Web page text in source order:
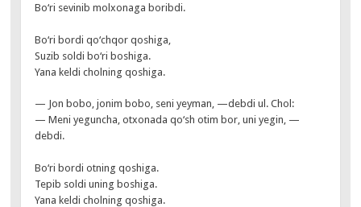
Bo‘ri sevinib molxonaga boribdi.
Bo‘ri bordi qo‘chqor qoshiga,
Suzib soldi bo‘ri boshiga.
Yana keldi cholning qoshiga.
— Jon bobo, jonim bobo, seni yeyman, —debdi ul. Chol:
— Meni yeguncha, otxonada qo‘sh otim bor, uni yegin, —
debdi.
Bo‘ri bordi otning qoshiga.
Tepib soldi uning boshiga.
Yana keldi cholning qoshiga.